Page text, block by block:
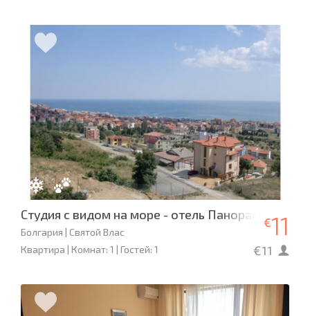
Студия с видом на море - отель Панорама
Болгария | Святой Влас
Квартира | Комнат: 1 | Гостей: 1
€11
€11